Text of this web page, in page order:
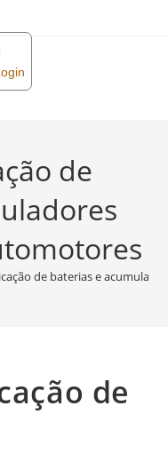
de
de baterias e
de